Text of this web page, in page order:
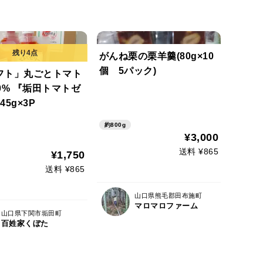
ト」丸ごとトマト
『垢田トマトゼ
¥1,750
送料 ¥865
山口県下関市垢田町
百姓家くぼた
がんね栗の栗羊羹(80g×10
個 5パック)
約800g
¥3,000
送料 ¥865
山口県熊毛郡田布施町
マロマロファーム